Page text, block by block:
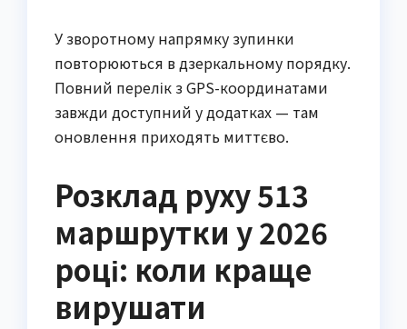
У зворотному напрямку зупинки
повторюються в дзеркальному порядку.
Повний перелік з GPS-координатами
завжди доступний у додатках — там
оновлення приходять миттєво.
Розклад руху 513
маршрутки у 2026
році: коли краще
вирушати